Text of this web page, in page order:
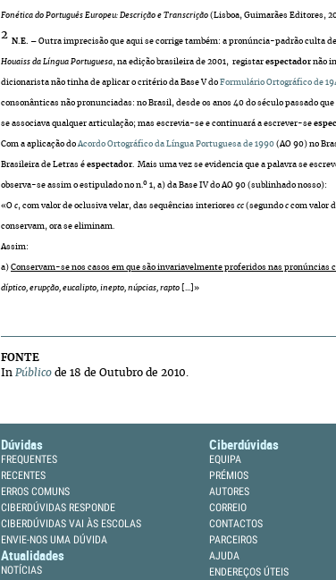
Fonética do Português Europeu: Descrição e Transcrição (Lisboa, Guimarães Editores,
2
N.E. – Outra imprecisão que aqui se corrige também: a pronúncia-padrão culta de
Houaiss da Língua Portuguesa, na edição brasileira de 2001, registar espectador não
dicionarista não tinha de aplicar o critério da Base V do Formulário Ortográfico de
consonânticas não pronunciadas: no Brasil, desde os anos 40 do século passado
se associava qualquer articulação; mas escrevia-se e continuará a escrever-se
Com a aplicação do Acordo Ortográfico da Língua Portuguesa de 1990 (AO 90) no
Brasileira de Letras é espectador. Mais uma vez se evidencia que a palavra se
observa-se assim o estipulado no n.º 1, a) da Base IV do AO 90 (sublinhado nosso):
«O c, com valor de oclusiva velar, das sequências interiores cc (segundo c com valor
conservam, ora se eliminam.
Assim:
a) Conservam-se nos casos em que são invariavelmente proferidos nas pronúncias
díptico, erupção, eucalipto, inepto, núpcias, rapto [...]»
FONTE
In Público de 18 de Outubro de 2010.
Dúvidas
FREQUENTES
RECENTES
ERROS COMUNS
CIBERDÚVIDAS RESPONDE
CIBERDÚVIDAS VAI ÀS ESCOLAS
ENVIE-NOS UMA DÚVIDA
Atualidades
NOTÍCIAS
Ciberdúvidas
EQUIPA
PRÉMIOS
AUTORES
CORREIO
CONTACTOS
PARCEIROS
AJUDA
ENDEREÇOS ÚTEIS